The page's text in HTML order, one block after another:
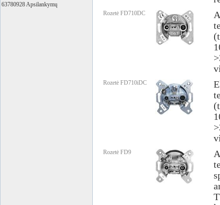
63780928 Apsilankymų
Rozetė FD710DC
Rozetė FD710iDC
Rozetė FD9